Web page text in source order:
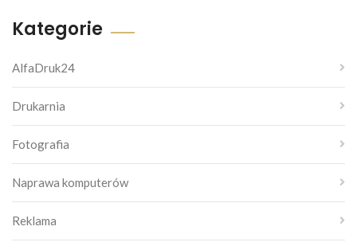
Kategorie
AlfaDruk24
Drukarnia
Fotografia
Naprawa komputerów
Reklama